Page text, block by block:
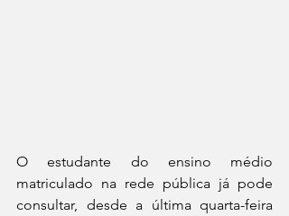
O estudante do ensino médio
matriculado na rede pública já pode
consultar, desde a última quarta-feira